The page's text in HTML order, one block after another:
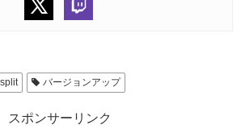
バージョンアップ
スポンサーリンク